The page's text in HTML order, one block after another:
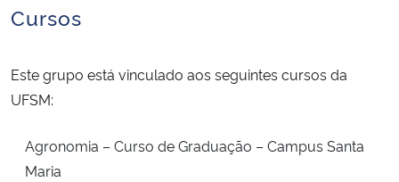
Ministério do Desenvolvimento Regional
Controladoria-Geral da União
Cursos
Este grupo está vinculado aos seguintes cursos da
UFSM:
Agronomia – Curso de Graduação – Campus Santa
Maria